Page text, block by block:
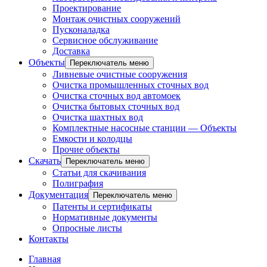
Проектирование
Монтаж очистных сооружений
Пусконаладка
Сервисное обслуживание
Доставка
Объекты
Переключатель меню
Ливневые очистные сооружения
Очистка промышленных сточных вод
Очистка сточных вод автомоек
Очистка бытовых сточных вод
Очистка шахтных вод
Комплектные насосные станции — Объекты
Емкости и колодцы
Прочие объекты
Скачать
Переключатель меню
Статьи для скачивания
Полиграфия
Документация
Переключатель меню
Патенты и сертификаты
Нормативные документы
Опросные листы
Контакты
Главная